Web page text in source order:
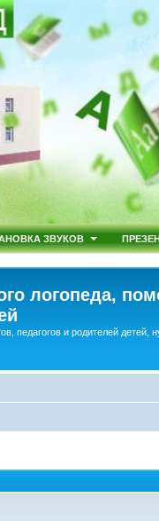
ЗВУКОВ
логопеда,
педагогов и родителей детей,